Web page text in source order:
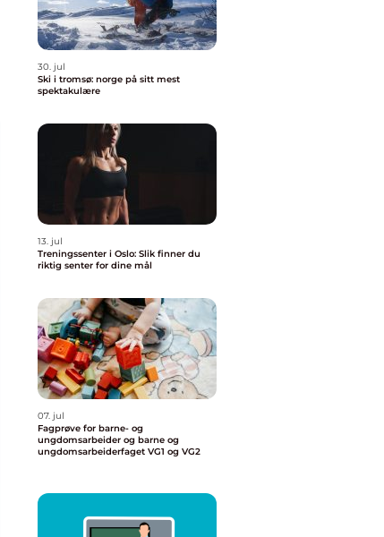
30. jul
Ski i tromsø: norge på sitt mest
spektakulære
13. jul
Treningssenter i Oslo: Slik finner du
riktig senter for dine mål
07. jul
Fagprøve for barne- og
ungdomsarbeider og barne og
ungdomsarbeiderfaget VG1 og VG2